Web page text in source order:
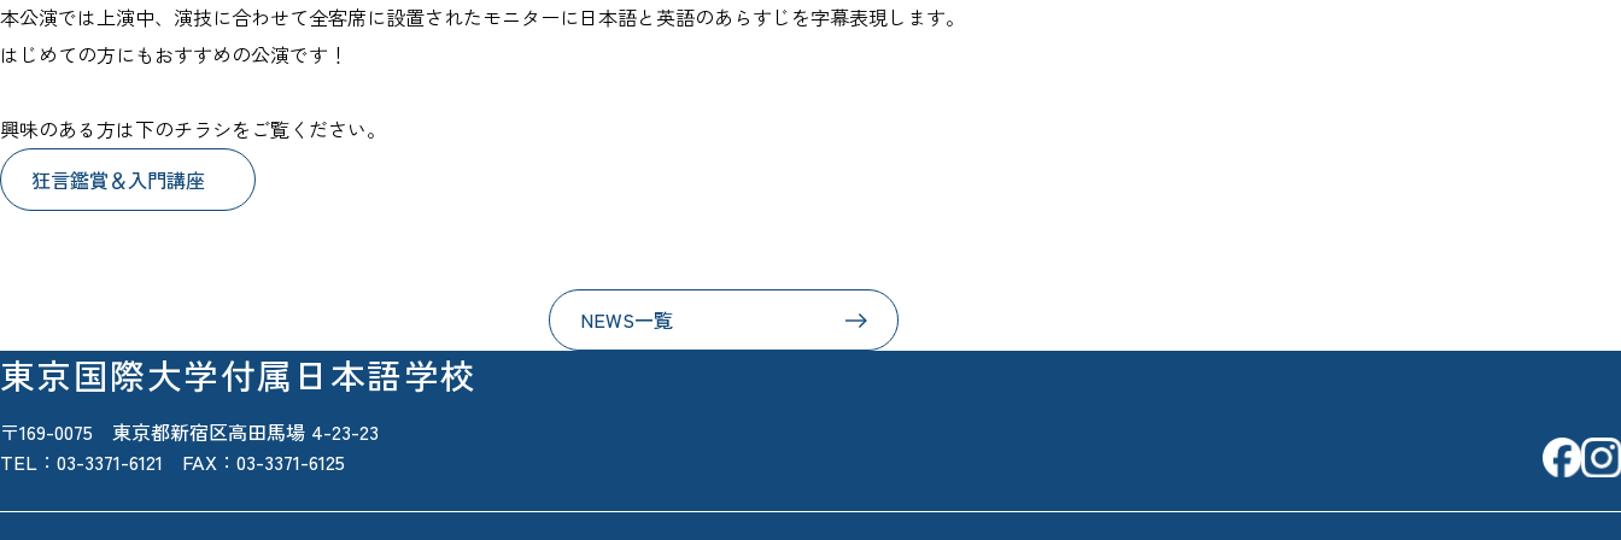
本公演では上演中、演技に合わせて全客席に設置されたモニターに日本語と英語のあらすじを字幕表現します。
はじめての方にもおすすめの公演です！
興味のある方は下のチラシをご覧ください。
狂言鑑賞＆入門講座
NEWS一覧
東京国際大学付属日本語学校
〒169-0075 東京都新宿区高田馬場 4-23-23
TEL： 03-3371-6121 FAX：03-3371-6125